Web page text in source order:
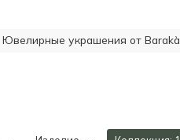
Ювелирные украшения от Barakà